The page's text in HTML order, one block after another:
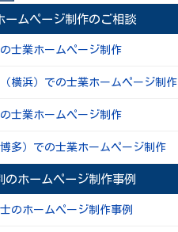
ームページ制作のご相談
士業ホームページ制作
横浜）での士業ホームページ制作
士業ホームページ制作
多）での士業ホームページ制作
のホームページ制作事例
のホームページ制作事例